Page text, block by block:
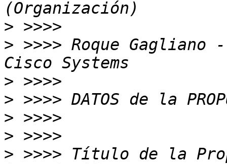
>
> >>>> Roque Gagliano
>
>
>
>
> >>>> Título de la